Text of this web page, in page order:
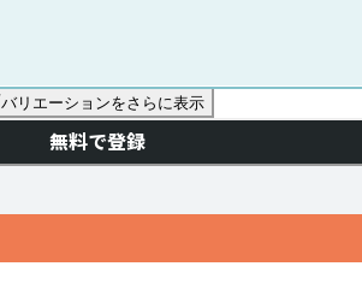
バリエーションをさらに表示
無料で登録